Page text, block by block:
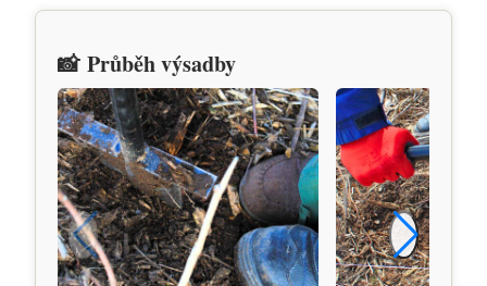
📸Průběh výsadby